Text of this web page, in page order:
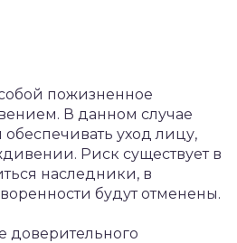
пожизненное
В данном случае
уход лицу,
Риск существует в
наследники, в
будут отменены.